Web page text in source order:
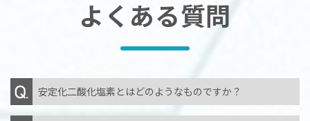
よくある質問
安定化二酸化塩素とはどのようなものですか？